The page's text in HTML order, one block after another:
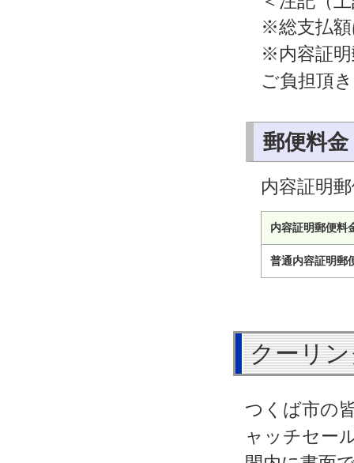
※総支払
※内容証明
ご負担頂
郵便料
内容証明
内容証明郵便料
普通内容証明郵
クーリ
つくば市の
ャッチセー